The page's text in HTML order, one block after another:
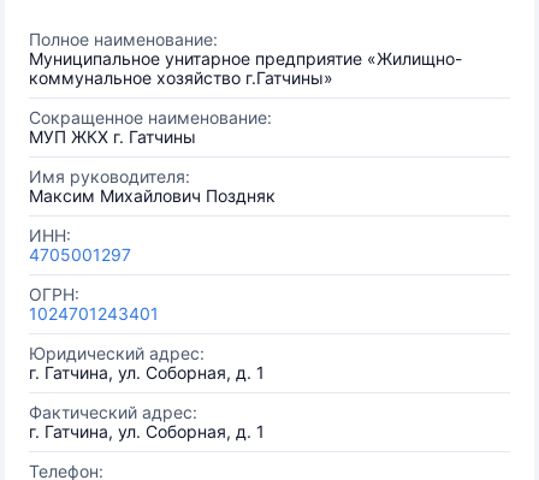
Полное наименование:
Муниципальное унитарное предприятие «Жилищно-
коммунальное хозяйство г.Гатчины»
Сокращенное наименование:
МУП ЖКХ г. Гатчины
Имя руководителя:
Максим Михайлович Поздняк
ИНН:
4705001297
ОГРН:
1024701243401
Юридический адрес:
г. Гатчина, ул. Соборная, д. 1
Фактический адрес:
г. Гатчина, ул. Соборная, д. 1
Телефон: